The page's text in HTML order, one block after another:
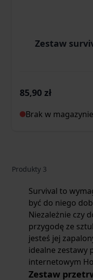
Zestaw
85,90 zł
Brak w magazynie
Produkty 3
Survival to
być do niego
Niezależnie czy
przygodę ze
jesteś jej
idealne zestawy
internetowym
Zestaw